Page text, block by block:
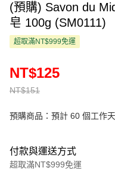
(預購) Savon du
皂 100g (SM0111)
超取滿NT$999免運
NT$151
NT$125
預購商品：預計 60 個工作
付款與運送方式
超取滿NT$999免運